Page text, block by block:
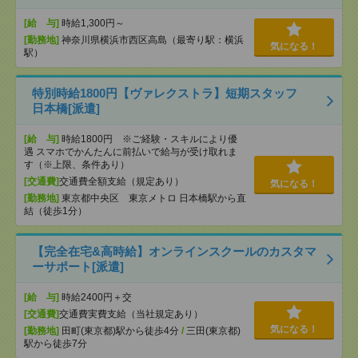
[給 与] 時給1,300円～
[勤務地] 神奈川県横浜市西区高島（最寄り駅：横浜
駅）
気になる！
特別時給1800円【ヴァレクストラ】短期スタッフ
日本橋[派遣]
[給 与] 時給1800円 ※ご経験・スキルにより優
遇 スマホでかんたんに前払いで給与が受け取れま
す（※上限、条件あり）
[交通費]交通費全額支給（規定あり）
[勤務地] 東京都中央区 東京メトロ 日本橋駅から直
結（徒歩1分）
気になる！
【完全在宅&高時給】オンラインスクールのカスタマ
ーサポート[派遣]
[給 与] 時給2400円＋交
[交通費]交通費実費支給（当社規定あり）
[勤務地] 田町(東京都)駅から徒歩4分 / 三田(東京都)
駅から徒歩7分
気になる！